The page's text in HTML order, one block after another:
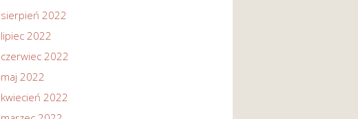
sierpień 2022
lipiec 2022
czerwiec 2022
maj 2022
kwiecień 2022